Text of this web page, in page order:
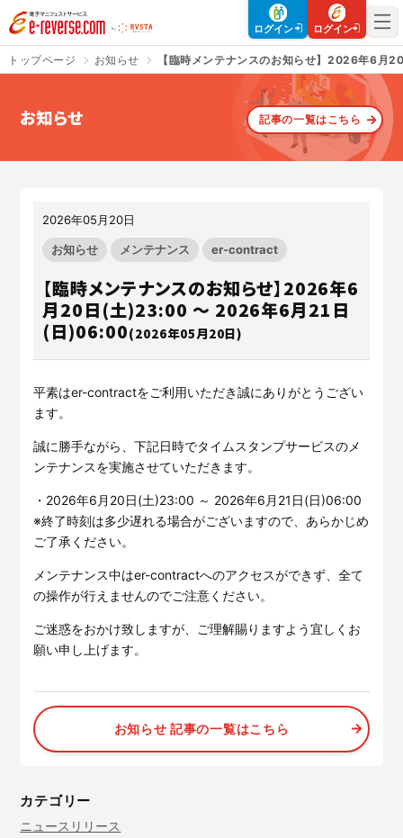
電子マニフェストサービス | e-reverse.com（イーリバースドットコ
ログイン ログイン
さよなら、紙マニフェスト
サービスサイトを見る
建設現場をICTでスマートに
入退場も、調整会議も、もっと
ラクに
サービスサイトを見る
CO₂排出量を「見える化」して
施工管理業務の標準化とノウハ
ウ継承を支援するサービスで
タチに。
元請会社の裁量で独自のポイン
トプログラムを簡便に構築でき
サービスサイトを見る
トップページ お知らせ 【臨時メンテナンスのお知らせ】2026年6
お知らせ 記事の一覧はこちら
2026年05月20日
お知らせ メンテナンス er-contract
【臨時メンテナンスのお知らせ】2026年6
月20日(土)23:00 ～ 2026年6月21日
(日)06:00(2026年05月20日)
平素はer-contractをご利用いただき誠にありがとうござい
ます。
誠に勝手ながら、下記日時でタイムスタンプサービスのメ
ンテナンスを実施させていただきます。
・2026年6月20日(土)23:00 ～ 2026年6月21日(日)06:00
※終了時刻は多少遅れる場合がございますので、あらかじめ
ご了承ください。
メンテナンス中はer-contractへのアクセスができず、全て
の操作が行えませんのでご注意ください。
ご迷惑をおかけ致しますが、ご理解賜りますよう宜しくお
願い申し上げます。
お知らせ 記事の一覧はこちら
カテゴリー
ニュースリリース